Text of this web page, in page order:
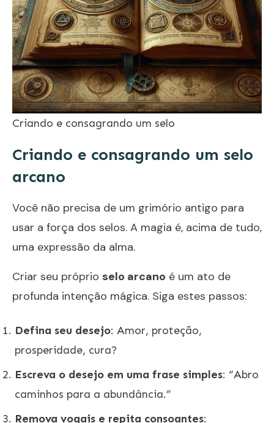
Criando e consagrando um selo
Criando e consagrando um selo
arcano
Você não precisa de um grimório antigo para
usar a força dos selos. A magia é, acima de tudo,
uma expressão da alma.
Criar seu próprio selo arcano é um ato de
profunda intenção mágica. Siga estes passos:
Defina seu desejo: Amor, proteção,
prosperidade, cura?
Escreva o desejo em uma frase simples: “Abro
caminhos para a abundância.”
Remova vogais e repita consoantes: